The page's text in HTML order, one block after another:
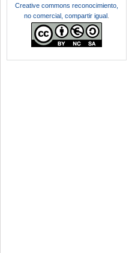
Creative commons reconocimiento,
no comercial, compartir igual